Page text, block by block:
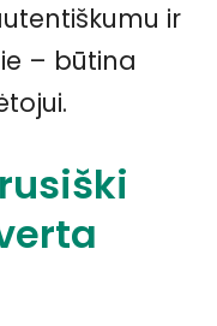
ir
– būtina